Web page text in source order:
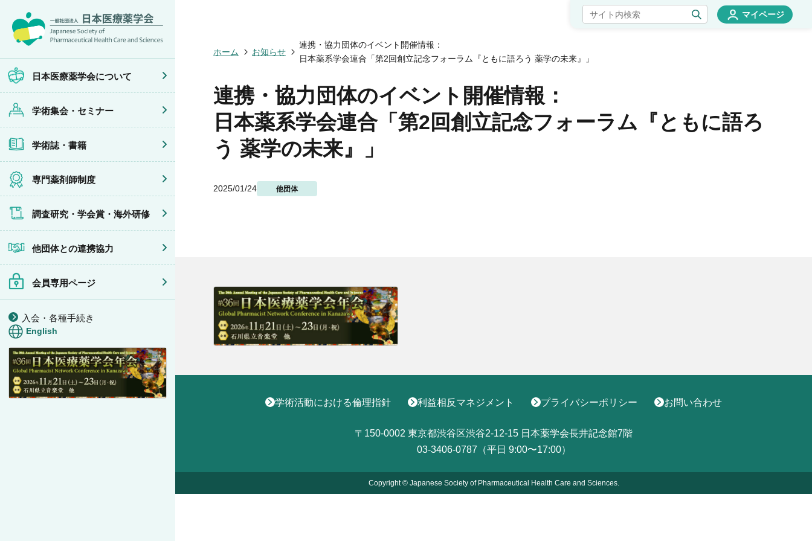
日本医療薬学会について
会頭挨拶
組織・名簿
委員会
規程・細則
情報公開
学会概要
薬剤師業務に関する情報提供
学術集会・セミナー
年会
医療薬学公開シンポジウム
臨床研究セミナー
薬物療法集中講義
がん専門薬剤師集中教育講座
がん専門薬剤師全体会議
がん専門薬剤師アドバンスト研修会
症例関連セミナー
その他の主催イベント
学術誌・書籍
JPHCS（英文誌）
専門薬剤師制度
医療薬学専門薬剤師制度
地域薬学ケア専門薬剤師制度
調査研究・学会賞・海外研修
学会賞
他団体との連携協力
イベントの共催・後援
連携協力団体からのお知らせ
会員専用ページ
マイページ
入会・各種手続き
English
マイページ
ホーム お知らせ
連携・協力団体のイベント開催情報：
日本薬系学会連合「第2回創立記念フォーラム『ともに語ろう 薬学の未来』」
連携・協力団体のイベント開催情報：
日本薬系学会連合「第2回創立記念フォーラム『ともに語ろ
う 薬学の未来』」
2025/01/24 他団体
学術活動における倫理指針 利益相反マネジメント プライバシーポリシー お問い合わせ
〒150-0002 東京都渋谷区渋谷2-12-15 日本薬学会長井記念館7階
03-3406-0787（平日 9:00〜17:00）
Copyright © Japanese Society of Pharmaceutical Health Care and Sciences.